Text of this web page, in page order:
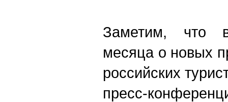
Заметим, что
месяца о новых
российских
пресс-